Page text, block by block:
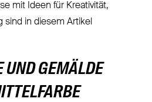
mit Ideen für Kreativität,
sind in diesem Artikel
UND GEMÄLDE